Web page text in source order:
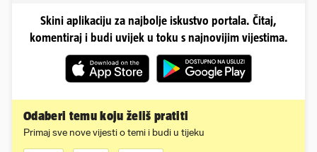
Skini aplikaciju za najbolje iskustvo portala. Čitaj,
komentiraj i budi uvijek u toku s najnovijim vijestima.
Odaberi temu koju želiš pratiti
Primaj sve nove vijesti o temi i budi u tijeku